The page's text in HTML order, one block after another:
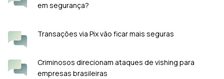
em segurança?
Transações via Pix vão ficar mais seguras
Criminosos direcionam ataques de vishing para
empresas brasileiras